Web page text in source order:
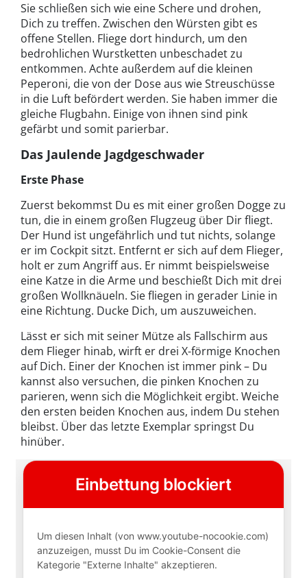
Sie schließen sich wie eine Schere und drohen,
Dich zu treffen. Zwischen den Würsten gibt es
offene Stellen. Fliege dort hindurch, um den
bedrohlichen Wurstketten unbeschadet zu
entkommen. Achte außerdem auf die kleinen
Peperoni, die von der Dose aus wie Streuschüsse
in die Luft befördert werden. Sie haben immer die
gleiche Flugbahn. Einige von ihnen sind pink
gefärbt und somit parierbar.
Das Jaulende Jagdgeschwader
Erste Phase
Zuerst bekommst Du es mit einer großen Dogge zu
tun, die in einem großen Flugzeug über Dir fliegt.
Der Hund ist ungefährlich und tut nichts, solange
er im Cockpit sitzt. Entfernt er sich auf dem Flieger,
holt er zum Angriff aus. Er nimmt beispielsweise
eine Katze in die Arme und beschießt Dich mit drei
großen Wollknäueln. Sie fliegen in gerader Linie in
eine Richtung. Ducke Dich, um auszuweichen.
Lässt er sich mit seiner Mütze als Fallschirm aus
dem Flieger hinab, wirft er drei X-förmige Knochen
auf Dich. Einer der Knochen ist immer pink – Du
kannst also versuchen, die pinken Knochen zu
parieren, wenn sich die Möglichkeit ergibt. Weiche
den ersten beiden Knochen aus, indem Du stehen
bleibst. Über das letzte Exemplar springst Du
hinüber.